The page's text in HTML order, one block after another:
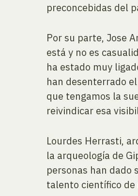
preconcebidas del
Por su parte, Jose
está y no es
ha estado muy
han desenterrado
que tengamos la
reivindicar esa
Lourdes Herrasti,
la arqueología de
personas han dado
talento científico